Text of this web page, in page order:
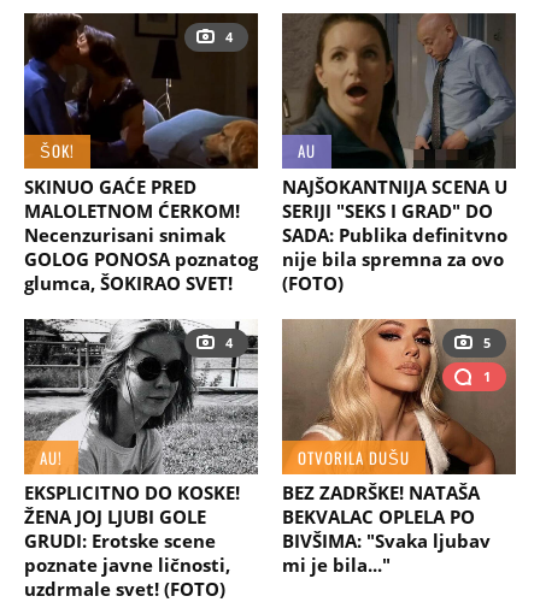
4
ŠOK!
SKINUO GAĆE PRED
MALOLETNOM ĆERKOM!
Necenzurisani snimak
GOLOG PONOSA poznatog
glumca, ŠOKIRAO SVET!
AU
NAJŠOKANTNIJA SCENA U
SERIJI "SEKS I GRAD" DO
SADA: Publika definitvno
nije bila spremna za ovo
(FOTO)
4
AU!
EKSPLICITNO DO KOSKE!
ŽENA JOJ LJUBI GOLE
GRUDI: Erotske scene
poznate javne ličnosti,
uzdrmale svet! (FOTO)
5
1
OTVORILA DUŠU
BEZ ZADRŠKE! NATAŠA
BEKVALAC OPLELA PO
BIVŠIMA: "Svaka ljubav
mi je bila..."